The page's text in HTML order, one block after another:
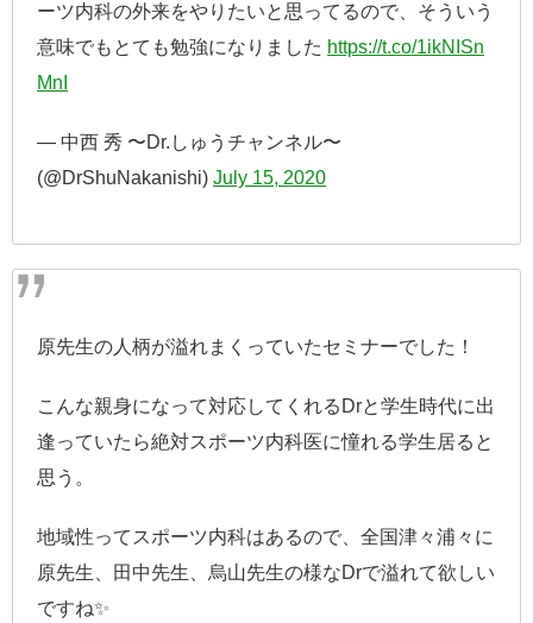
ーツ内科の外来をやりたいと思ってるので、そういう
意味でもとても勉強になりました https://t.co/1ikNISn
MnI
— 中西 秀 〜Dr.しゅうチャンネル〜
(@DrShuNakanishi) July 15, 2020
原先生の人柄が溢れまくっていたセミナーでした！
こんな親身になって対応してくれるDrと学生時代に出
逢っていたら絶対スポーツ内科医に憧れる学生居ると
思う。
地域性ってスポーツ内科はあるので、全国津々浦々に
原先生、田中先生、烏山先生の様なDrで溢れて欲しい
ですね✨